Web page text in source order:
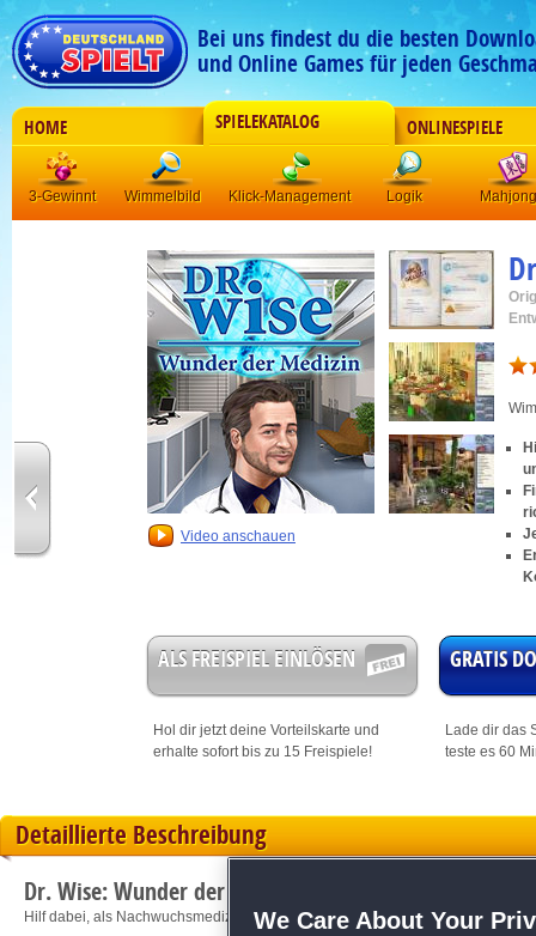
Bei uns findest du die besten
und Online Games für jeden
HOME SPIELEKATALOG ONLINESPIELE
3-Gewinnt Wimmelbild Klick-Management Logik Mahjong
Video anschauen
ALS FREISPIEL EINLÖSEN
Hol dir jetzt deine Vorteilskarte und
erhalte sofort bis zu 15 Freispiele!
GRATIS
Lade dir das
teste es 60
Detaillierte Beschreibung
Dr. Wise: Wunder der Medizin
Hilf dabei, als Nachwuchsmediziner Menschenleben zu retten!
We Care About Your